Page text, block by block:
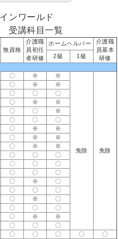
ンワールド
受講科目一覧
無資格
介護職
員初任
者研修
ホームヘルパー
介護職
員基本
研修
2級
1級
〇 ※ ※
免除 免除
〇 ※
※
〇 〇
〇
〇 ※
※
〇 〇
※
〇 〇
〇
〇 ※
※
〇 ※
※
〇 ※
※
〇 〇
〇
〇 〇
〇
〇 〇
〇
〇 ※
〇
〇 〇
〇
〇 ※
〇
〇 〇
〇
〇 ※
※
〇 〇
〇
〇 〇 〇 〇 〇